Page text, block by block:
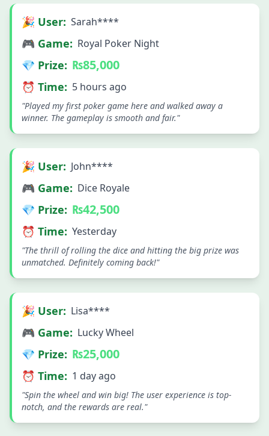
🎉 User: Sarah****
🎮 Game: Royal Poker Night
💎 Prize: ₨85,000
⏰ Time: 5 hours ago
"Played my first poker game here and walked away a
winner. The gameplay is smooth and fair."
🎉 User: John****
🎮 Game: Dice Royale
💎 Prize: ₨42,500
⏰ Time: Yesterday
"The thrill of rolling the dice and hitting the big prize was
unmatched. Definitely coming back!"
🎉 User: Lisa****
🎮 Game: Lucky Wheel
💎 Prize: ₨25,000
⏰ Time: 1 day ago
"Spin the wheel and win big! The user experience is top-
notch, and the rewards are real."